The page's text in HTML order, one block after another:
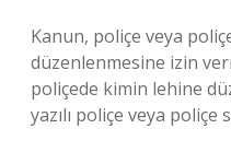
Kanun, poliçe veya
düzenlenmesine izin
poliçede kimin lehine
yazılı poliçe veya poliçe